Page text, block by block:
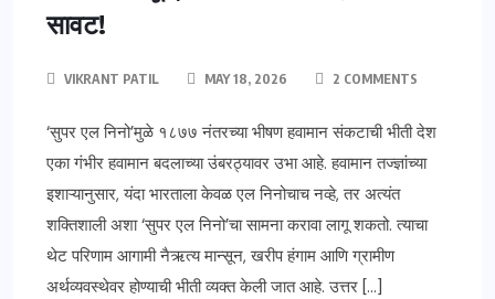
सावट!
VIKRANT PATIL MAY 18, 2026 2 COMMENTS
‘सुपर एल निनो’मुळे १८७७ नंतरच्या भीषण हवामान संकटाची भीती देश
एका गंभीर हवामान बदलाच्या उंबरठ्यावर उभा आहे. हवामान तज्ज्ञांच्या
इशाऱ्यानुसार, यंदा भारताला केवळ एल निनोचाच नव्हे, तर अत्यंत
शक्तिशाली अशा ‘सुपर एल निनो’चा सामना करावा लागू शकतो. त्याचा
थेट परिणाम आगामी नैऋत्य मान्सून, खरीप हंगाम आणि ग्रामीण
अर्थव्यवस्थेवर होण्याची भीती व्यक्त केली जात आहे. उत्तर […]